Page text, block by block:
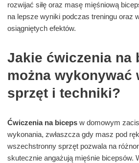
rozwijać siłę oraz masę mięśniową
na lepsze wyniki podczas treningu oraz
osiągniętych efektów.
Jakie ćwiczenia na
można wykonywać
sprzęt i techniki?
Ćwiczenia na biceps w domowym
wykonania, zwłaszcza gdy masz pod
wszechstronny sprzęt pozwala na
skutecznie angażują mięśnie bicepsów.